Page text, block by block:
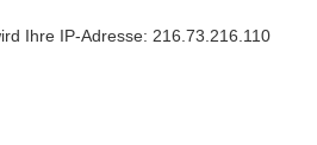
Ihre IP-Adresse: 216.73.216.110